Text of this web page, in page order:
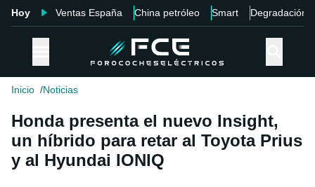
Hoy Ventas España China petróleo Smart Degradación
Inicio Noticias
Honda presenta el nuevo Insight,
un híbrido para retar al Toyota Prius
y al Hyundai IONIQ